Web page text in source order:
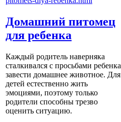
Домашний питомец
для ребенка
Каждый родитель наверняка
сталкивался с просьбами ребенка
завести домашнее животное. Для
детей естественно жить
эмоциями, поэтому только
родители способны трезво
оценить ситуацию.